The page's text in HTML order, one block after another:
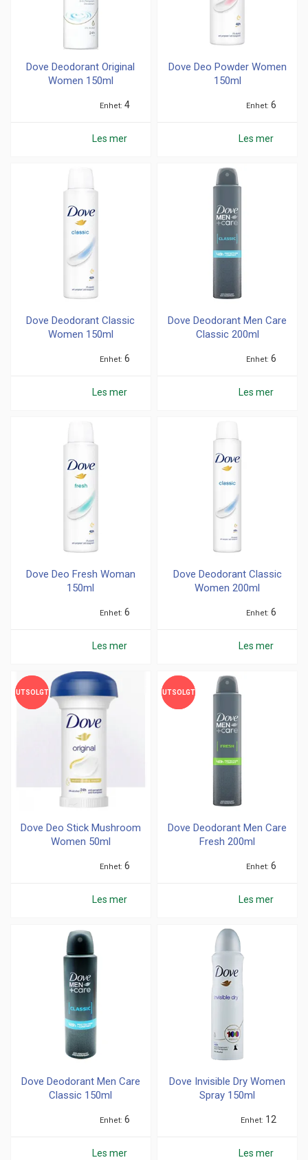
Dove Deodorant Original
Women 150ml
Enhet 4
Les mer
Dove Deo Powder Women
150ml
Enhet 6
Les mer
Dove Deodorant Classic
Women 150ml
Enhet 6
Les mer
Dove Deodorant Men Care
Classic 200ml
Enhet 6
Les mer
Dove Deo Fresh Woman
150ml
Enhet 6
Les mer
Dove Deodorant Classic
Women 200ml
Enhet 6
Les mer
UTSOLGT
UTSOLGT
Dove Deo Stick Mushroom
Women 50ml
Enhet 6
Les mer
UTSOLGT
UTSOLGT
Dove Deodorant Men Care
Fresh 200ml
Enhet 6
Les mer
Dove Deodorant Men Care
Classic 150ml
Enhet 6
Les mer
Dove Invisible Dry Women
Spray 150ml
Enhet 12
Les mer